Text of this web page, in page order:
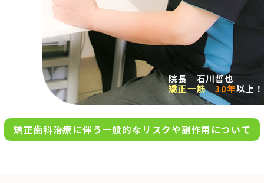
アクセス
お問い合わせ
完全
0120-695-578
院長 石川哲也
矯正一筋
30年以上！
矯正歯科治療に伴う一般的なリスクや副作用について